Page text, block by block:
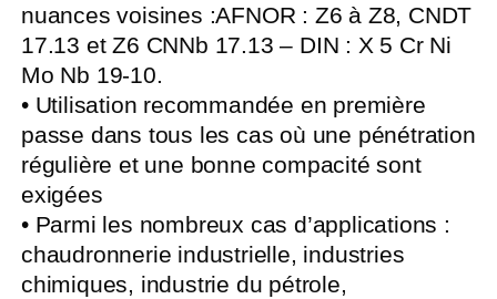
nuances voisines :AFNOR : Z6 à Z8, CNDT
17.13 et Z6 CNNb 17.13 – DIN : X 5 Cr Ni
Mo Nb 19-10.
• Utilisation recommandée en première
passe dans tous les cas où une pénétration
régulière et une bonne compacité sont
exigées
• Parmi les nombreux cas d’applications :
chaudronnerie industrielle, industries
chimiques, industrie du pétrole,